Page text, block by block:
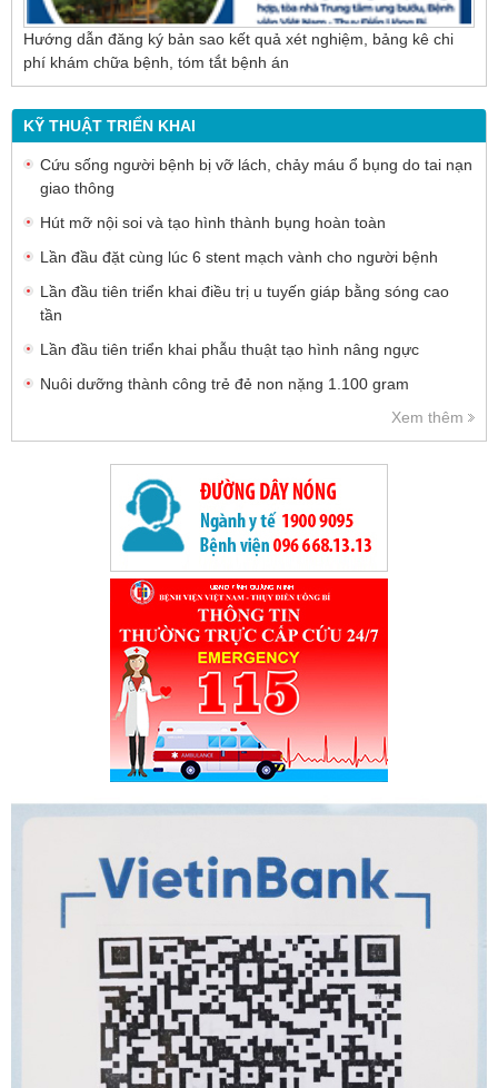
Hướng dẫn đăng ký bản sao kết quả xét nghiệm, bảng kê chi
phí khám chữa bệnh, tóm tắt bệnh án
KỸ THUẬT TRIỂN KHAI
Cứu sống người bệnh bị vỡ lách, chảy máu ổ bụng do tai nạn
giao thông
Hút mỡ nội soi và tạo hình thành bụng hoàn toàn
Lần đầu đặt cùng lúc 6 stent mạch vành cho người bệnh
Lần đầu tiên triển khai điều trị u tuyến giáp bằng sóng cao
tần
Lần đầu tiên triển khai phẫu thuật tạo hình nâng ngực
Nuôi dưỡng thành công trẻ đẻ non nặng 1.100 gram
Xem thêm